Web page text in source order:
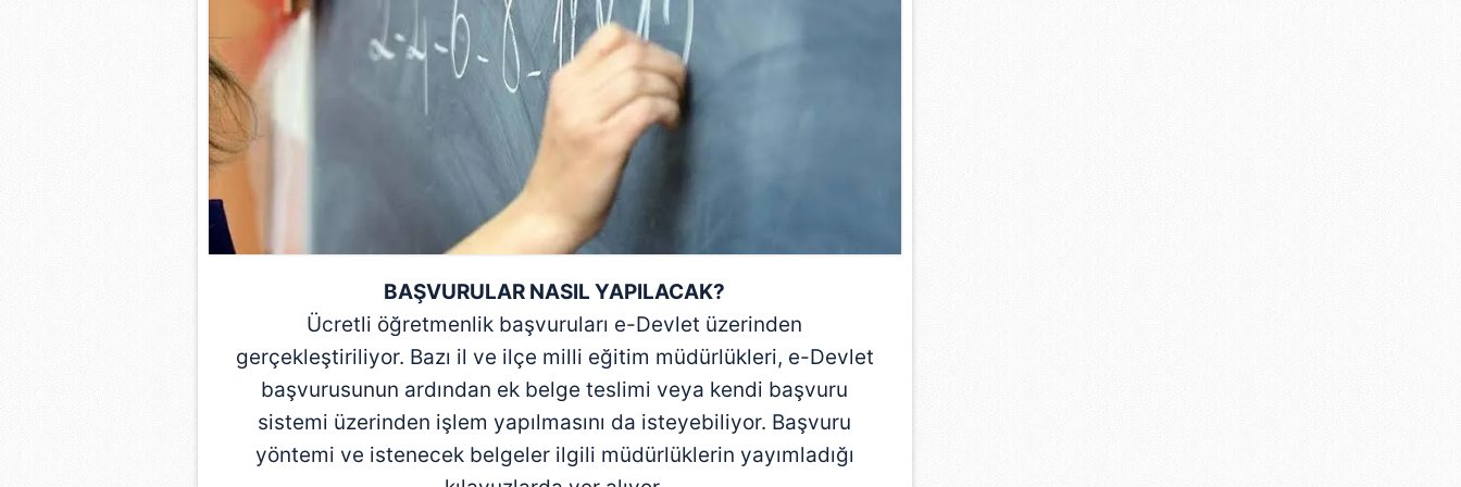
mevzuata uygun olarak kullanılan çerezlerle ilgili bilgi almak için lütfen
BAŞVURULAR NASIL YAPILACAK?
Ücretli öğretmenlik başvuruları e-Devlet üzerinden
gerçekleştiriliyor. Bazı il ve ilçe milli eğitim müdürlükleri, e-Devlet
başvurusunun ardından ek belge teslimi veya kendi başvuru
sistemi üzerinden işlem yapılmasını da isteyebiliyor. Başvuru
yöntemi ve istenecek belgeler ilgili müdürlüklerin yayımladığı